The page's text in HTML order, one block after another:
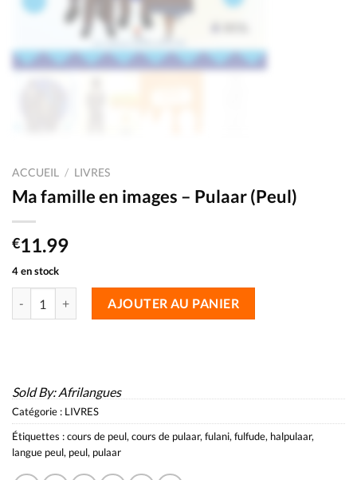
ACCUEIL / LIVRES
Ma famille en images – Pulaar (Peul)
€11.99
4 en stock
AJOUTER AU PANIER
Sold By:Afrilangues
Catégorie : LIVRES
Étiquettes :cours de peul, cours de pulaar, fulani, fulfude, halpulaar,
langue peul, peul, pulaar